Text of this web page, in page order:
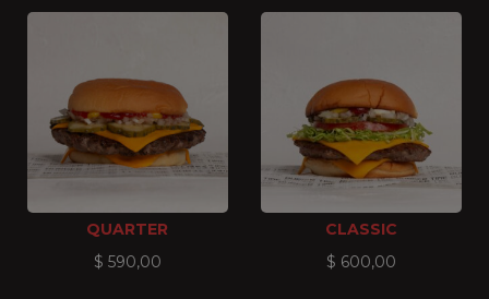
QUARTER
$ 590,00
CLASSIC
$ 600,00